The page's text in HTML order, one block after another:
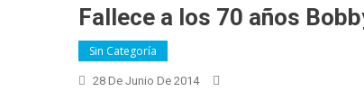
Fallece a los 70 años
Sin Categoría
28 De Junio De 2014